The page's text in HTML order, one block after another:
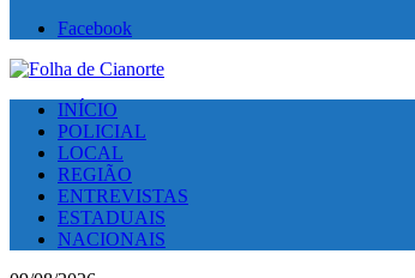
Facebook
INÍCIO
POLICIAL
LOCAL
REGIÃO
ENTREVISTAS
ESTADUAIS
NACIONAIS